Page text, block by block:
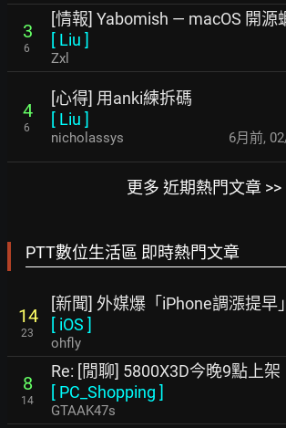
3
6
[情報] Yabomish — macOS 開源
[ Liu ]
Zxl
4
6
[心得] 用anki練拆碼
[ Liu ]
nicholassys 6月前,
更多 近期熱門文章 >>
PTT數位生活區 即時熱門文章
14
23
[新聞] 外媒爆「iPhone調漲提早
[ iOS ]
ohfly
8
14
Re: [閒聊] 5800X3D今晚9點上架
[ PC_Shopping ]
GTAAK47s